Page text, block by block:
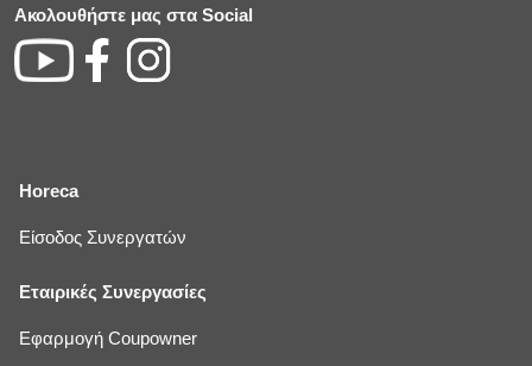
Ακολουθήστε μας στα Social
Horeca
Είσοδος Συνεργατών
Εταιρικές Συνεργασίες
Εφαρμογή Coupowner